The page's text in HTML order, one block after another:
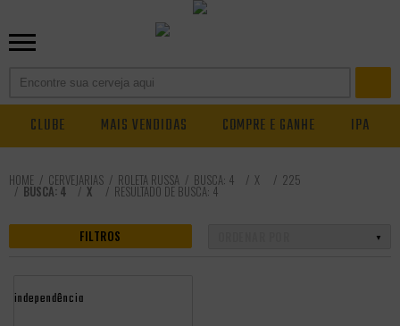
CLUBE MAIS VENDIDAS COMPRE E GANHE IPA
CERVEJARIAS ROLETA RUSSA BUSCA: 4 X 225
BUSCA: 4 X RESULTADO DE BUSCA: 4
FILTROS
independência